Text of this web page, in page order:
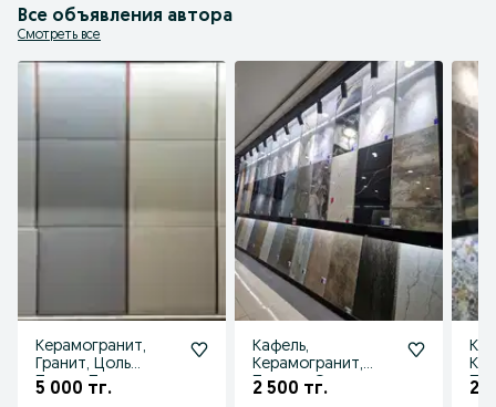
Все объявления автора
Смотреть все
Керамогранит,
Гранит, Цоль
Перец, Пиастрелла
5 000 тг.
Кафель,
Керамогранит,
Плитки, Оптом
2 500 тг. 2